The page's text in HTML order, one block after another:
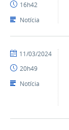
CTDR16h42
Notícia
por
CTDR
publicado
11/03/2024
20h49
Notícia